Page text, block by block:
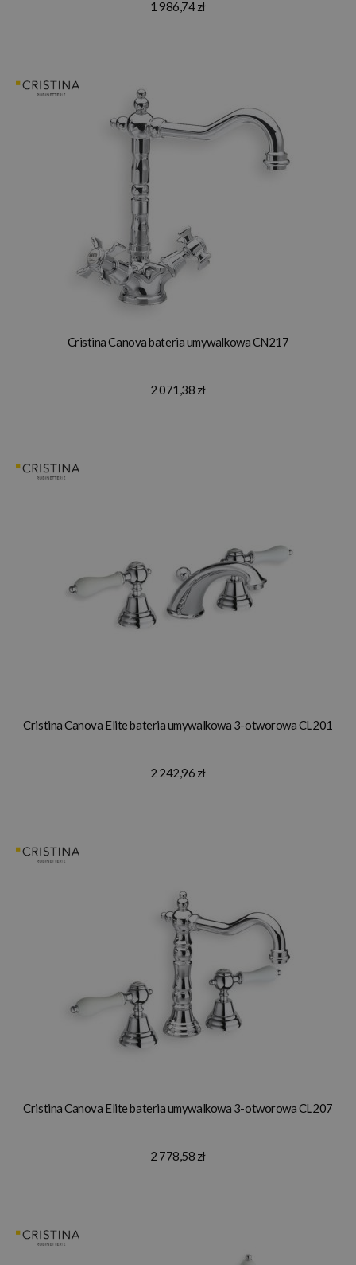
1 986,74 zł
Cristina Canova bateria umywalkowa CN217
2 071,38 zł
Cristina Canova Elite bateria umywalkowa 3-otworowa CL201
2 242,96 zł
Cristina Canova Elite bateria umywalkowa 3-otworowa CL207
2 778,58 zł